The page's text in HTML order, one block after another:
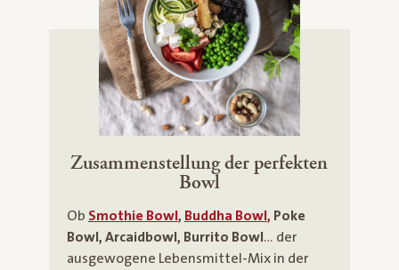
Zusammenstellung der perfekten
Bowl
Ob Smothie Bowl, Buddha Bowl, Poke
Bowl, Arcaidbowl, Burrito Bowl… der
ausgewogene Lebensmittel-Mix in der